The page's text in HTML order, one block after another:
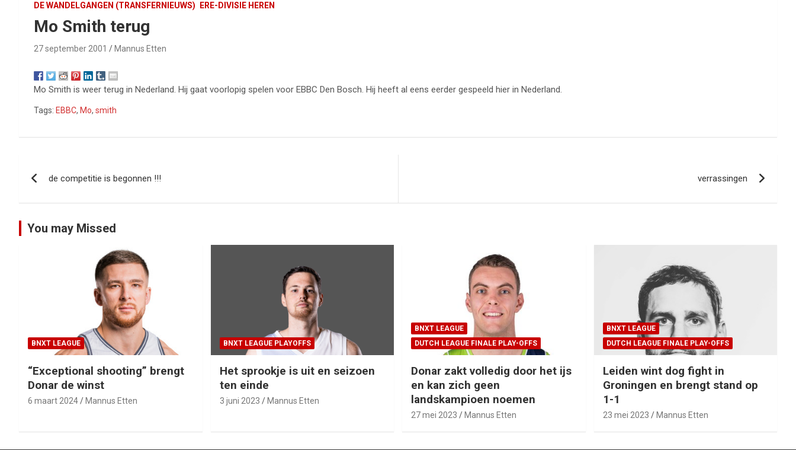
DE WANDELGANGEN (TRANSFERNIEUWS) ERE-DIVISIE HEREN
Mo Smith terug
27 september 2001 Mannus Etten
Mo Smith is weer terug in Nederland. Hij gaat voorlopig spelen voor EBBC Den Bosch. Hij heeft al eens eerder gespeeld hier in Nederland.
Tags: EBBC, Mo, smith
navigatie
de competitie is begonnen !!! verrassingen
You may Missed
BNXT LEAGUE
“Exceptional shooting” brengt
Donar de winst
6 maart 2024 Mannus Etten
BNXT LEAGUE PLAYOFFS
Het sprookje is uit en seizoen
ten einde
3 juni 2023 Mannus Etten
BNXT LEAGUE
DUTCH LEAGUE FINALE PLAY-OFFS
Donar zakt volledig door het ijs
en kan zich geen
landskampioen noemen
27 mei 2023 Mannus Etten
BNXT LEAGUE
DUTCH LEAGUE FINALE PLAY-OFFS
Leiden wint dog fight in
Groningen en brengt stand op
1-1
23 mei 2023 Mannus Etten